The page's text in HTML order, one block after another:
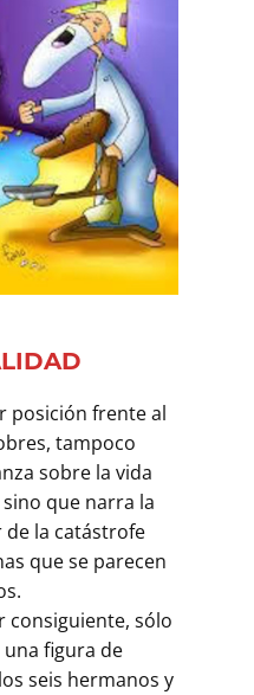
posición frente al
tampoco
sobre la vida
que narra la
la catástrofe
que se parecen
consiguiente, sólo
figura de
seis hermanos y